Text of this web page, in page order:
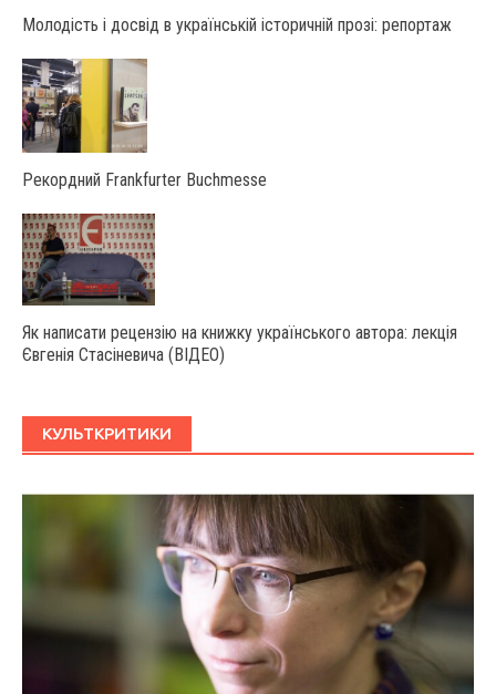
Молодість і досвід в українській історичній прозі: репортаж
Рекордний Frankfurter Buchmesse
Як написати рецензію на книжку українського автора: лекція
Євгенія Стасіневича (ВІДЕО)
КУЛЬТКРИТИКИ